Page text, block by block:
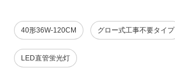
40形36W-120CM グロー式工事不要タイプ
LED直管蛍光灯